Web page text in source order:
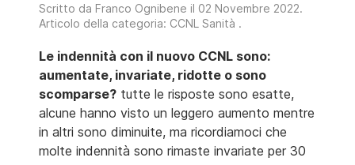
Scritto da Franco Ognibene il 02 Novembre 2022.
Articolo della categoria: CCNL Sanità .
Le indennità con il nuovo CCNL sono:
aumentate, invariate, ridotte o sono
scomparse? tutte le risposte sono esatte,
alcune hanno visto un leggero aumento mentre
in altri sono diminuite, ma ricordiamoci che
molte indennità sono rimaste invariate per 30